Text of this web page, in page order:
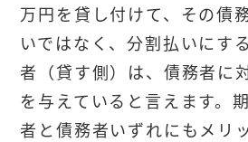
万円を貸し付けて、その債
いではなく、分割払いにす
者（貸す側）は、債務者に
を与えていると言えます。
者と債務者いずれにもメリ